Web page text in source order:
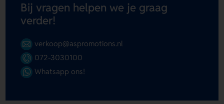
Bij vragen helpen we je graag
verder!
verkoop@aspromotions.nl
072-3030100
Whatsapp ons!